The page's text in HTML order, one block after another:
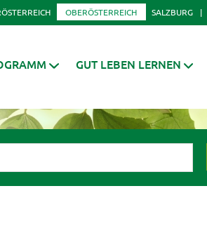
OBERÖSTERREICH SALZBURG
GUT LEBEN LERNEN